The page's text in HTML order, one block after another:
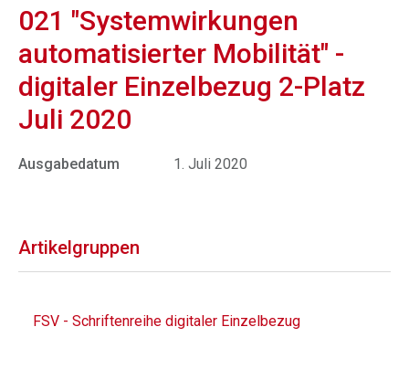
021 "Systemwirkungen
automatisierter Mobilität" -
digitaler Einzelbezug 2-Platz
Juli 2020
Ausgabedatum 1. Juli 2020
Artikelgruppen
FSV - Schriftenreihe digitaler Einzelbezug